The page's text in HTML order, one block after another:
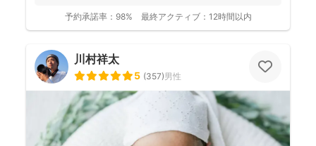
予約承諾率： 98% 最終アクティブ： 12時間以内
川村祥太
5 (357)男性